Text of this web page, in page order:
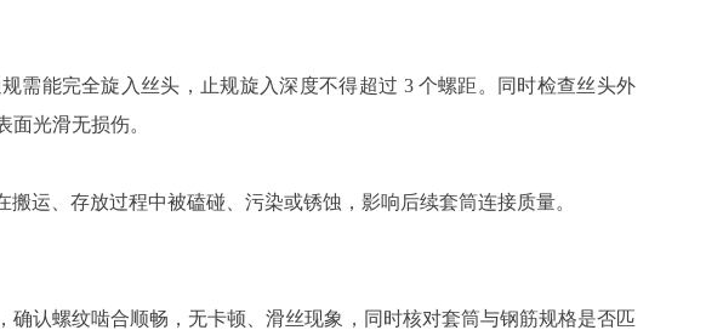
需能完全旋入丝头，止规旋入深度不得超过 3 个螺距。同时检查丝头外
光滑无损伤。
运、存放过程中被磕碰、污染或锈蚀，影响后续套筒连接质量。
认螺纹啮合顺畅，无卡顿、滑丝现象，同时核对套筒与钢筋规格是否匹